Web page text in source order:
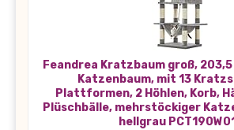
Feandrea Kratzbaum groß, 203,5
Katzenbaum, mit 13
Plattformen, 2 Höhlen, Korb,
Plüschbälle, mehrstöckiger
hellgrau PCT190W01